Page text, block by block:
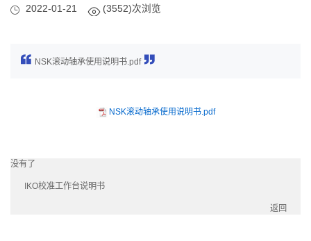
2022-01-21 (3552)次浏览
NSK滚动轴承使用说明书.pdf
NSK滚动轴承使用说明书.pdf
没有了
IKO校准工作台说明书
返回